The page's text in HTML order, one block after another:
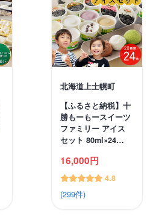
北海道上士幌町
【ふるさと納税】十
勝もーもースイーツ
ファミリー アイス
セット 80ml×24…
16,000円
4.8
(299件)